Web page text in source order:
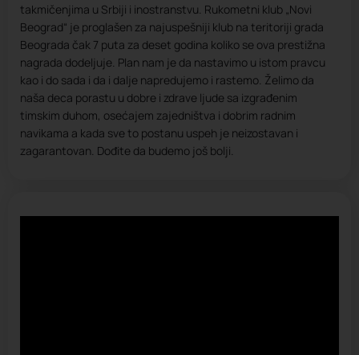
takmičenjima u Srbiji i inostranstvu. Rukometni klub „Novi
Beograd“ je proglašen za najuspešniji klub na teritoriji grada
Beograda čak 7 puta za deset godina koliko se ova prestižna
nagrada dodeljuje. Plan nam je da nastavimo u istom pravcu
kao i do sada i da i dalje napredujemo i rastemo. Želimo da
naša deca porastu u dobre i zdrave ljude sa izgrađenim
timskim duhom, osećajem zajedništva i dobrim radnim
navikama a kada sve to postanu uspeh je neizostavan i
zagarantovan. Dođite da budemo još bolji.